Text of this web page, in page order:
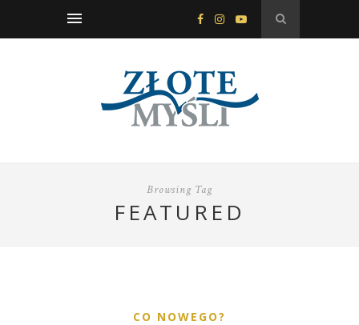
Browsing Tag
FEATURED
CO NOWEGO?